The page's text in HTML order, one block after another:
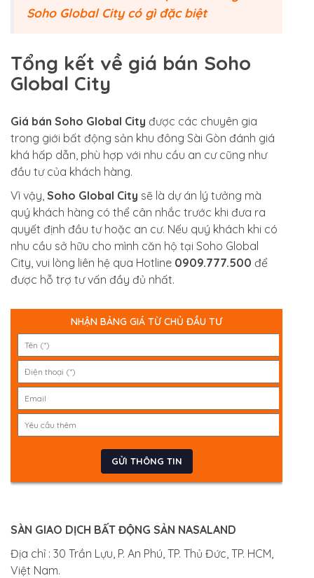
Soho Global City có gì đặc biệt
Tổng kết về giá bán Soho
Global City
Giá bán Soho Global City được các chuyên gia
trong giới bất động sản khu đông Sài Gòn đánh giá
khá hấp dẫn, phù hợp với nhu cầu an cư cũng như
đầu tư của khách hàng.
Vì vậy, Soho Global City sẽ là dự án lý tưởng mà
quý khách hàng có thể cân nhắc trước khi đưa ra
quyết định đầu tư hoặc an cư. Nếu quý khách khi có
nhu cầu sở hữu cho mình căn hộ tại Soho Global
City, vui lòng liên hệ qua Hotline 0909.777.500 để
được hỗ trợ tư vấn đầy đủ nhất.
NHẬN BẢNG GIÁ TỪ CHỦ ĐẦU TƯ
SÀN GIAO DỊCH BẤT ĐỘNG SẢN NASALAND
Địa chỉ : 30 Trần Lựu, P. An Phú, TP. Thủ Đức, TP. HCM,
Việt Nam.